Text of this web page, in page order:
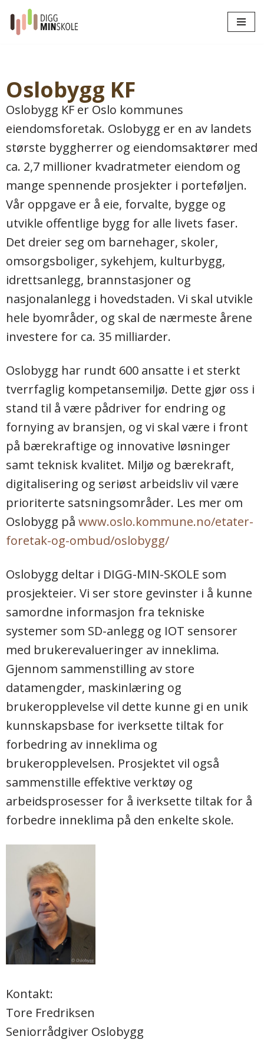
Hopp
Oslobygg KF
Oslobygg KF er Oslo kommunes
eiendomsforetak. Oslobygg er en av landets
største byggherrer og eiendomsaktører med
ca. 2,7 millioner kvadratmeter eiendom og
mange spennende prosjekter i porteføljen.
Vår oppgave er å eie, forvalte, bygge og
utvikle offentlige bygg for alle livets faser.
Det dreier seg om barnehager, skoler,
omsorgsboliger, sykehjem, kulturbygg,
idrettsanlegg, brannstasjoner og
nasjonalanlegg i hovedstaden. Vi skal utvikle
hele byområder, og skal de nærmeste årene
investere for ca. 35 milliarder.
Oslobygg har rundt 600 ansatte i et sterkt
tverrfaglig kompetansemiljø. Dette gjør oss i
stand til å være pådriver for endring og
fornying av bransjen, og vi skal være i front
på bærekraftige og innovative løsninger
samt teknisk kvalitet. Miljø og bærekraft,
digitalisering og seriøst arbeidsliv vil være
prioriterte satsningsområder. Les mer om
Oslobygg på www.oslo.kommune.no/etater-
foretak-og-ombud/oslobygg/
Oslobygg deltar i DIGG-MIN-SKOLE som
prosjekteier. Vi ser store gevinster i å kunne
samordne informasjon fra tekniske
systemer som SD-anlegg og IOT sensorer
med brukerevalueringer av inneklima.
Gjennom sammenstilling av store
datamengder, maskinlæring og
brukeropplevelse vil dette kunne gi en unik
kunnskapsbase for iverksette tiltak for
forbedring av inneklima og
brukeropplevelsen. Prosjektet vil også
sammenstille effektive verktøy og
arbeidsprosesser for å iverksette tiltak for å
forbedre inneklima på den enkelte skole.
Kontakt:
Tore Fredriksen
Seniorrådgiver Oslobygg